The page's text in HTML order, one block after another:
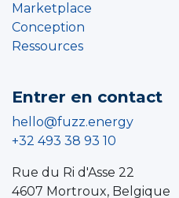
Marketplace
Conception
Ressources
Entrer en contact
hello@fuzz.energy
+32 493 38 93 10
Rue du Ri d'Asse 22
4607 Mortroux, Belgique